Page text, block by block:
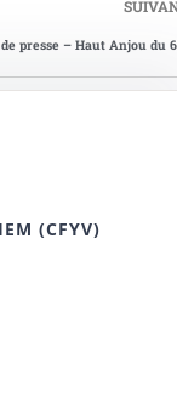
(CFYV)